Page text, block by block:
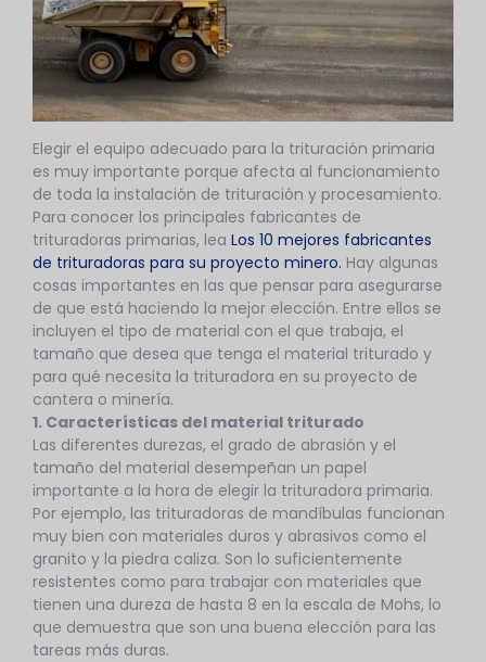
Elegir el equipo adecuado para la trituración primaria
es muy importante porque afecta al funcionamiento
de toda la instalación de trituración y procesamiento.
Para conocer los principales fabricantes de
trituradoras primarias, lea Los 10 mejores fabricantes
de trituradoras para su proyecto minero. Hay algunas
cosas importantes en las que pensar para asegurarse
de que está haciendo la mejor elección. Entre ellos se
incluyen el tipo de material con el que trabaja, el
tamaño que desea que tenga el material triturado y
para qué necesita la trituradora en su proyecto de
cantera o minería.
1. Características del material triturado
Las diferentes durezas, el grado de abrasión y el
tamaño del material desempeñan un papel
importante a la hora de elegir la trituradora primaria.
Por ejemplo, las trituradoras de mandíbulas funcionan
muy bien con materiales duros y abrasivos como el
granito y la piedra caliza. Son lo suficientemente
resistentes como para trabajar con materiales que
tienen una dureza de hasta 8 en la escala de Mohs, lo
que demuestra que son una buena elección para las
tareas más duras.